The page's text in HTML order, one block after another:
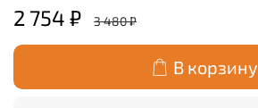
2 754 ₽ 3 480 ₽
В корзину